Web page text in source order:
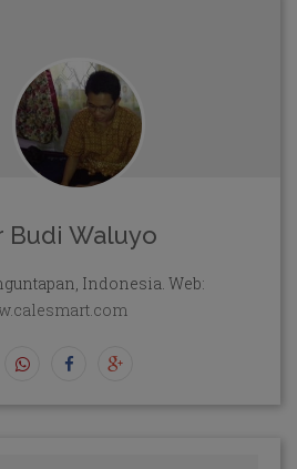
Budi Waluyo
Indonesia. Web: